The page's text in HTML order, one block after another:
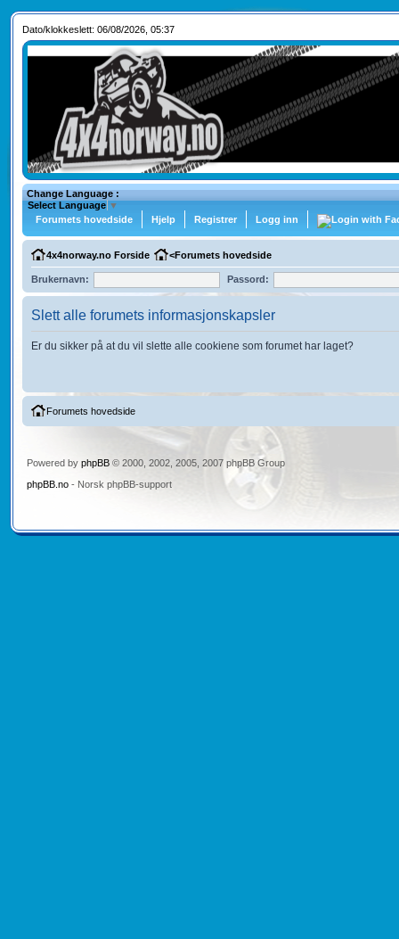
Dato/klokkeslett: 06/08/2026, 05:37
Change Language :
Select Language ▼
Forumets hovedside
Hjelp Registrer Logg inn
4x4norway.no Forside <Forumets hovedside
Brukernavn: Passord:
Slett alle forumets informasjonskapsler
Er du sikker på at du vil slette alle cookiene som forumet har laget?
Forumets hovedside
Powered by phpBB© 2000, 2002, 2005, 2007 phpBB Group
phpBB.no- Norsk phpBB-support